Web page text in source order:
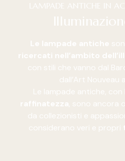
LAMPADE ANTICHE IN
Le lampade antiche
ricercati nell’ambito
con stili che vanno dal
dall’Art Nouveau
Le lampade antiche, con
raffinatezza , sono ancora
da collezionisti e
considerano veri e propri